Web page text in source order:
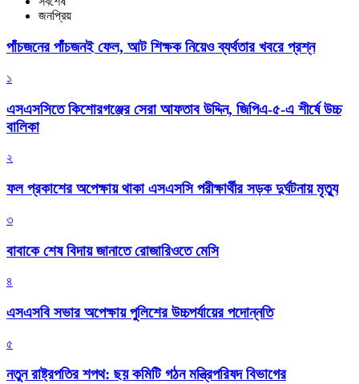
জনপ্রিয়
পাঁচজনের পাঁচজনই ফেল, আট শিক্ষক নিয়েও ব্যর্থতার খবরে প্রশ্ন
১
এসএসসিতে কিশোরগঞ্জের সেরা আফতাব উদ্দিন, জিপিএ-৫-এ শীর্ষে উচ্চ
বালিকা
২
ফল প্রকাশের অপেক্ষায় থাকা এসএসসি পরীক্ষার্থীর সড়ক দুর্ঘটনায় মৃত্যু
৩
বাবাকে শেষ বিদায় জানাতে রোজারিওতে মেসি
৪
এসএসবি সভার অপেক্ষায় পুলিশের উচ্চপর্যায়ের পদোন্নতি
৫
নতুন রাষ্ট্রপতির শপথ: ছয় কমিটি গঠন মন্ত্রিপরিষদ বিভাগের